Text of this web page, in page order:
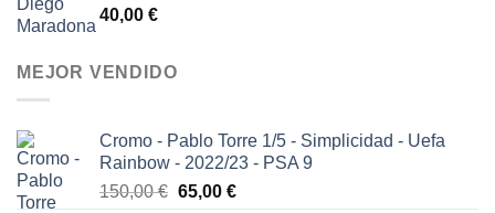
40,00 €
MEJOR VENDIDO
Cromo - Pablo Torre 1/5 - Simplicidad - Uefa
Rainbow - 2022/23 - PSA 9
150,00€ El
65,00 €El